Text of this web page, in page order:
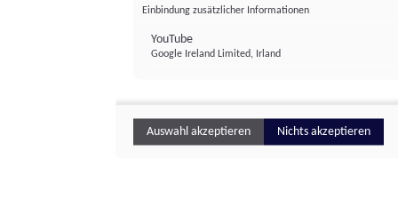
Einbindung zusätzlicher Informationen
YouTube
Google Ireland Limited, Irland
Auswahl akzeptieren Nichts akzeptieren